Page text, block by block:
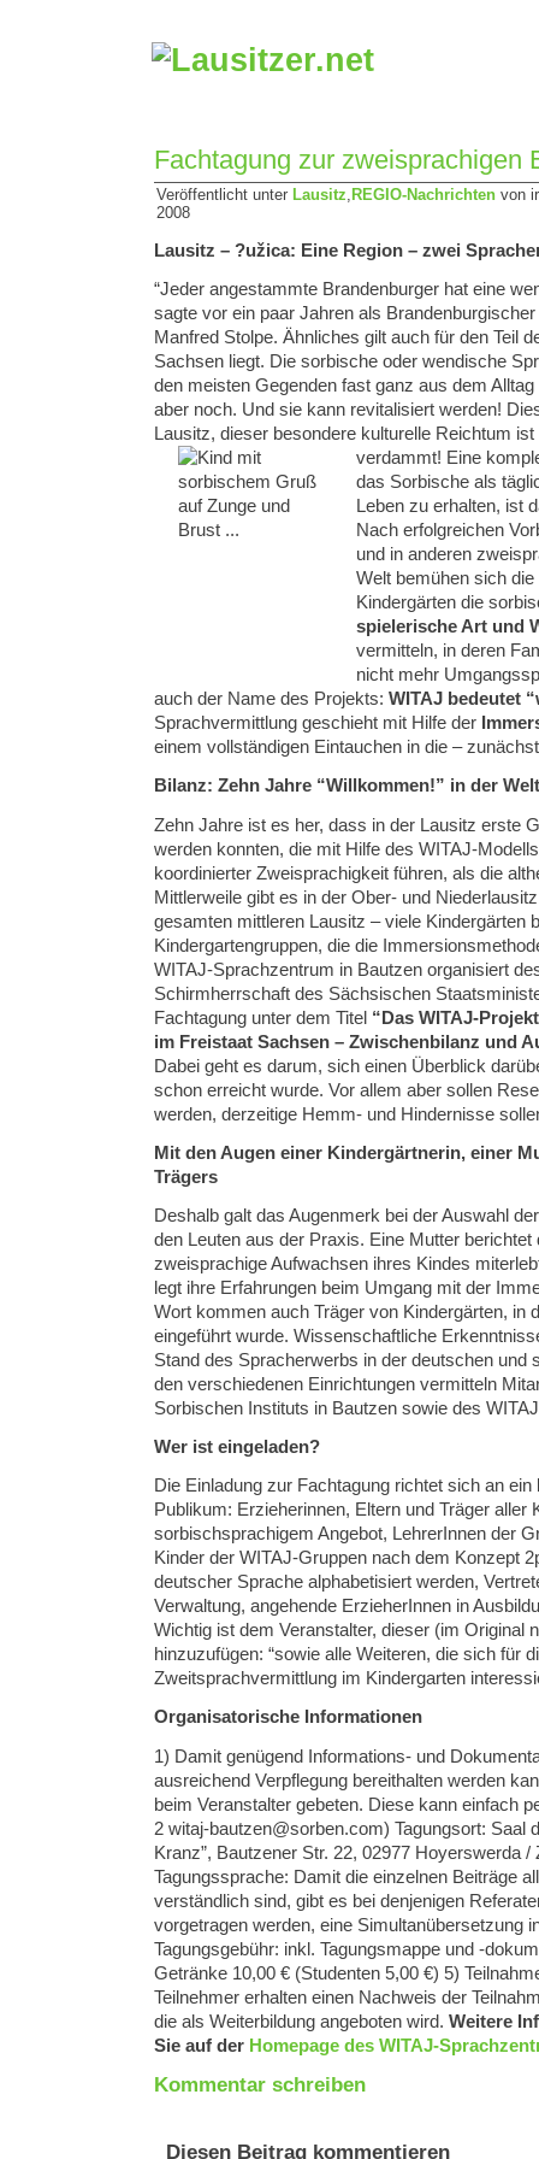
Fachtagung zur zweisprachigen
Veröffentlicht unter Lausitz, REGIO-Nachrichtenvon
2008
Lausitz – ?užica: Eine Region – zwei
“Jeder angestammte Brandenburger hat eine
sagte vor ein paar Jahren als
Manfred Stolpe. Ähnliches gilt auch für den Teil
Sachsen liegt. Die sorbische oder wendische
den meisten Gegenden fast ganz aus dem
aber noch. Und sie kann revitalisiert werden!
Lausitz, dieser besondere kulturelle Reichtum
verdammt! Eine
das Sorbische als
Leben zu erhalten, ist
Nach erfolgreichen
und in anderen
Welt bemühen sich
Kindergärten die
spielerische Art und
vermitteln, in deren
nicht mehr
auch der Name des Projekts: WITAJ bedeutet
Sprachvermittlung geschieht mit Hilfe der
einem vollständigen Eintauchen in die –
Bilanz: Zehn Jahre “Willkommen!” in der
Zehn Jahre ist es her, dass in der Lausitz erste
werden konnten, die mit Hilfe des WITAJ-
koordinierter Zweisprachigkeit führen, als die
Mittlerweile gibt es in der Ober- und
gesamten mittleren Lausitz – viele Kindergärten
Kindergartengruppen, die die
WITAJ-Sprachzentrum in Bautzen organisiert
Schirmherrschaft des Sächsischen
Fachtagung unter dem Titel “Das WITAJ-
im Freistaat Sachsen – Zwischenbilanz und
Dabei geht es darum, sich einen Überblick
schon erreicht wurde. Vor allem aber sollen
werden, derzeitige Hemm- und Hindernisse
Mit den Augen einer Kindergärtnerin, einer
Trägers
Deshalb galt das Augenmerk bei der Auswahl
den Leuten aus der Praxis. Eine Mutter berichtet
zweisprachige Aufwachsen ihres Kindes
legt ihre Erfahrungen beim Umgang mit der
Wort kommen auch Träger von Kindergärten, in
eingeführt wurde. Wissenschaftliche
Stand des Spracherwerbs in der deutschen und
den verschiedenen Einrichtungen vermitteln
Sorbischen Instituts in Bautzen sowie des
Wer ist eingeladen?
Die Einladung zur Fachtagung richtet sich an ein
Publikum: Erzieherinnen, Eltern und Träger aller
sorbischsprachigem Angebot, LehrerInnen der
Kinder der WITAJ-Gruppen nach dem Konzept
deutscher Sprache alphabetisiert werden,
Verwaltung, angehende ErzieherInnen in
Wichtig ist dem Veranstalter, dieser (im Original
hinzuzufügen: “sowie alle Weiteren, die sich für
Zweitsprachvermittlung im Kindergarten
Organisatorische Informationen
1) Damit genügend Informations- und
ausreichend Verpflegung bereithalten werden
beim Veranstalter gebeten. Diese kann einfach
moc.nebros
@neztuab-jatiw
2) Tagungsort: Saal des Gasthofs “Grüner
Kranz”, Bautzener Str. 22, 02977 Hoyerswerda /
Tagungssprache: Damit die einzelnen Beiträge
verständlich sind, gibt es bei denjenigen
vorgetragen werden, eine Simultanübersetzung
Tagungsgebühr: inkl. Tagungsmappe und -
Getränke 10,00 € (Studenten 5,00 €) 5)
Teilnehmer erhalten einen Nachweis der
die als Weiterbildung angeboten wird. Weitere
Sie auf der Homepage des WITAJ-
Kommentar schreiben
Diesen Beitrag kommentieren